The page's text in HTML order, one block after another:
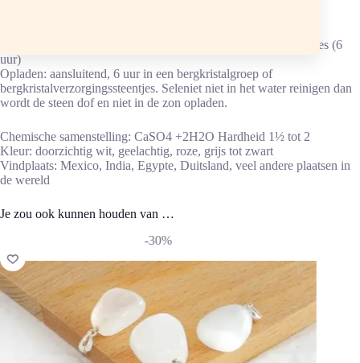
Reinigen/ontladen: 1x per maand in hematietverzorgingssteentjes (6
uur)
Opladen: aansluitend, 6 uur in een bergkristalgroep of
bergkristalverzorgingssteentjes. Seleniet niet in het water reinigen dan
wordt de steen dof en niet in de zon opladen.
Chemische samenstelling: CaSO4 +2H2O Hardheid 1½ tot 2
Kleur: doorzichtig wit, geelachtig, roze, grijs tot zwart
Vindplaats: Mexico, India, Egypte, Duitsland, veel andere plaatsen in
de wereld
Je zou ook kunnen houden van …
-30%